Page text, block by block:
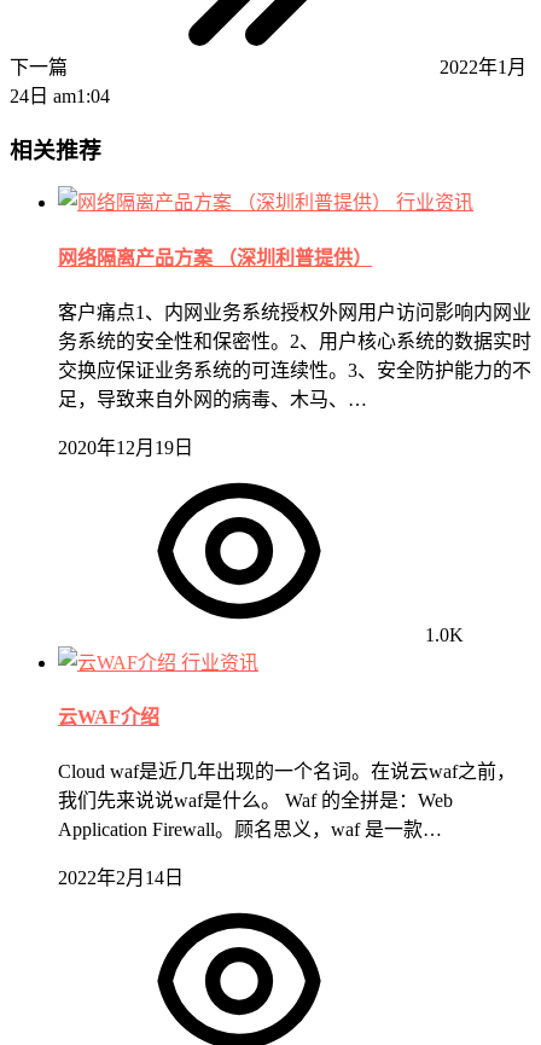
下一篇
2022年1月
24日 am1:04
相关推荐
行业资讯
网络隔离产品方案 （深圳利普提供）
客户痛点1、内网业务系统授权外网用户访问影响内网业
务系统的安全性和保密性。2、用户核心系统的数据实时
交换应保证业务系统的可连续性。3、安全防护能力的不
足，导致来自外网的病毒、木马、…
2020年12月19日
1.0K
行业资讯
云WAF介绍
Cloud waf是近几年出现的一个名词。在说云waf之前，
我们先来说说waf是什么。 Waf 的全拼是：Web
Application Firewall。顾名思义，waf 是一款…
2022年2月14日